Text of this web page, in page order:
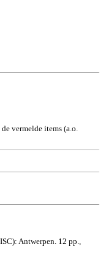
vermelde items (a.o.
Antwerpen. 12 pp.,